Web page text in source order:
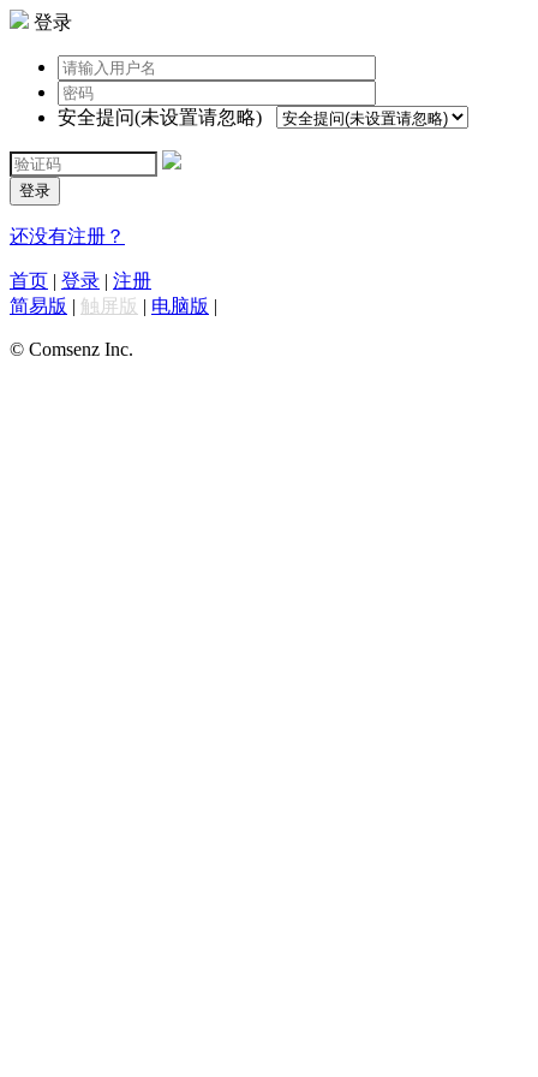
登录
安全提问(未设置请忽略)
登录
还没有注册？
首页 | 登录 | 注册
简易版 | 触屏版 | 电脑版 |
© Comsenz Inc.